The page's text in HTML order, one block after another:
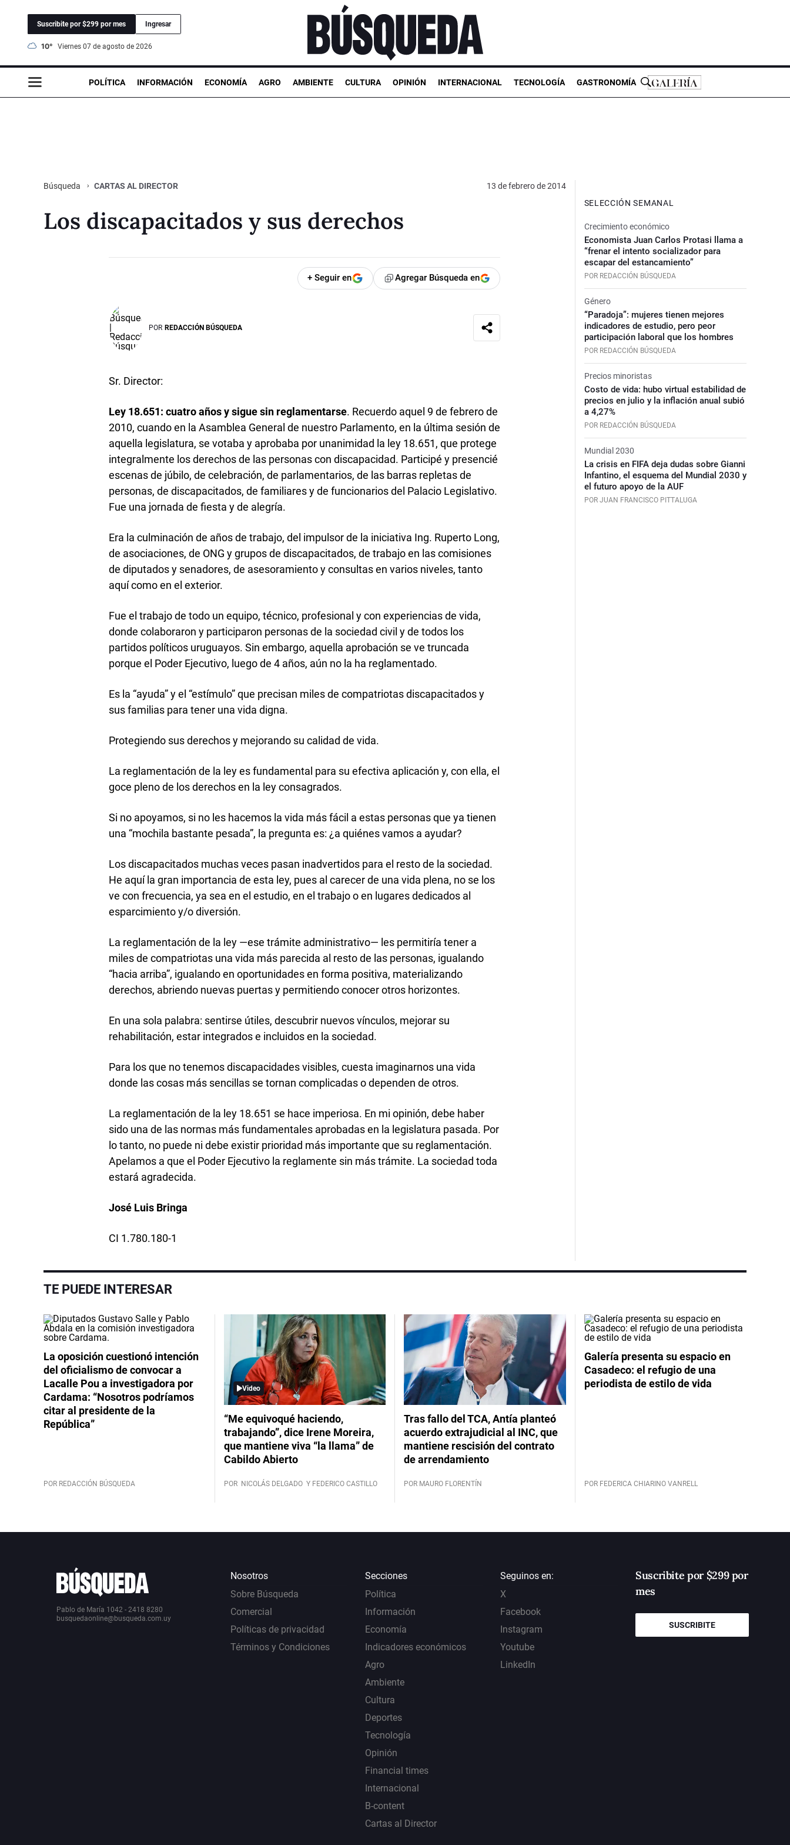
Suscribite por $299 por mes Ingresar
10° viernes 07 de agosto de 2026
POLÍTICA INFORMACIÓN ECONOMÍA AGRO AMBIENTE CULTURA OPINIÓN INTERNACIONAL TECNOLOGÍA GASTRONOMÍA
Búsqueda CARTAS AL DIRECTOR 13 de febrero de 2014
Los discapacitados y sus derechos
+ Seguir en Agregar Búsqueda en
POR REDACCIÓN BÚSQUEDA
Sr. Director:
Ley 18.651: cuatro años y sigue sin reglamentarse. Recuerdo aquel 9 de febrero de
2010, cuando en la Asamblea General de nuestro Parlamento, en la última sesión de
aquella legislatura, se votaba y aprobaba por unanimidad la ley 18.651, que protege
integralmente los derechos de las personas con discapacidad. Participé y presencié
escenas de júbilo, de celebración, de parlamentarios, de las barras repletas de
personas, de discapacitados, de familiares y de funcionarios del Palacio Legislativo.
Fue una jornada de fiesta y de alegría.
Era la culminación de años de trabajo, del impulsor de la iniciativa Ing. Ruperto Long,
de asociaciones, de ONG y grupos de discapacitados, de trabajo en las comisiones
de diputados y senadores, de asesoramiento y consultas en varios niveles, tanto
aquí como en el exterior.
Fue el trabajo de todo un equipo, técnico, profesional y con experiencias de vida,
donde colaboraron y participaron personas de la sociedad civil y de todos los
partidos políticos uruguayos. Sin embargo, aquella aprobación se ve truncada
porque el Poder Ejecutivo, luego de 4 años, aún no la ha reglamentado.
Es la “ayuda” y el “estímulo” que precisan miles de compatriotas discapacitados y
sus familias para tener una vida digna.
Protegiendo sus derechos y mejorando su calidad de vida.
La reglamentación de la ley es fundamental para su efectiva aplicación y, con ella, el
goce pleno de los derechos en la ley consagrados.
Si no apoyamos, si no les hacemos la vida más fácil a estas personas que ya tienen
una “mochila bastante pesada”, la pregunta es: ¿a quiénes vamos a ayudar?
Los discapacitados muchas veces pasan inadvertidos para el resto de la sociedad.
He aquí la gran importancia de esta ley, pues al carecer de una vida plena, no se los
ve con frecuencia, ya sea en el estudio, en el trabajo o en lugares dedicados al
esparcimiento y/o diversión.
La reglamentación de la ley —ese trámite administrativo— les permitiría tener a
miles de compatriotas una vida más parecida al resto de las personas, igualando
“hacia arriba”, igualando en oportunidades en forma positiva, materializando
derechos, abriendo nuevas puertas y permitiendo conocer otros horizontes.
En una sola palabra: sentirse útiles, descubrir nuevos vínculos, mejorar su
rehabilitación, estar integrados e incluidos en la sociedad.
Para los que no tenemos discapacidades visibles, cuesta imaginarnos una vida
donde las cosas más sencillas se tornan complicadas o dependen de otros.
La reglamentación de la ley 18.651 se hace imperiosa. En mi opinión, debe haber
sido una de las normas más fundamentales aprobadas en la legislatura pasada. Por
lo tanto, no puede ni debe existir prioridad más importante que su reglamentación.
Apelamos a que el Poder Ejecutivo la reglamente sin más trámite. La sociedad toda
estará agradecida.
José Luis Bringa
CI 1.780.180-1
SELECCIÓN SEMANAL
Crecimiento económico
Economista Juan Carlos Protasi llama a
“frenar el intento socializador para
escapar del estancamiento”
POR REDACCIÓN BÚSQUEDA
Género
“Paradoja”: mujeres tienen mejores
indicadores de estudio, pero peor
participación laboral que los hombres
POR REDACCIÓN BÚSQUEDA
Precios minoristas
Costo de vida: hubo virtual estabilidad de
precios en julio y la inflación anual subió
a 4,27%
POR REDACCIÓN BÚSQUEDA
Mundial 2030
La crisis en FIFA deja dudas sobre Gianni
Infantino, el esquema del Mundial 2030 y
el futuro apoyo de la AUF
POR JUAN FRANCISCO PITTALUGA
TE PUEDE INTERESAR
La oposición cuestionó intención
del oficialismo de convocar a
Lacalle Pou a investigadora por
Cardama: “Nosotros podríamos
citar al presidente de la
República”
POR REDACCIÓN BÚSQUEDA
Video
“Me equivoqué haciendo,
trabajando”, dice Irene Moreira,
que mantiene viva “la llama” de
Cabildo Abierto
POR NICOLÁS DELGADO Y FEDERICO CASTILLO
Tras fallo del TCA, Antía planteó
acuerdo extrajudicial al INC, que
mantiene rescisión del contrato
de arrendamiento
POR MAURO FLORENTÍN
Galería presenta su espacio en
Casadeco: el refugio de una
periodista de estilo de vida
POR FEDERICA CHIARINO VANRELL
Pablo de María 1042 - 2418 8280
busquedaonline@busqueda.com.uy
Nosotros
Sobre Búsqueda
Comercial
Políticas de privacidad
Términos y Condiciones
Secciones
Política
Información
Economía
Indicadores económicos
Agro
Ambiente
Cultura
Deportes
Tecnología
Opinión
Financial times
Internacional
B-content
Cartas al Director
Seguinos en:
X
Facebook
Instagram
Youtube
LinkedIn
Suscribite por $299 por
mes
SUSCRIBITE